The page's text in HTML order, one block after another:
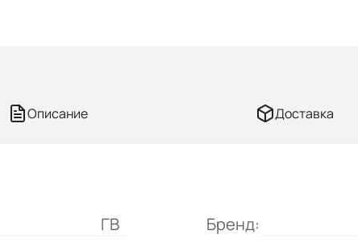
Описание Доставка
ГВ Бренд: